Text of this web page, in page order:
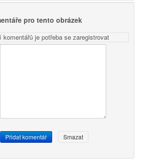
pro tento obrázek
komentářů je potřeba se zaregistrovat